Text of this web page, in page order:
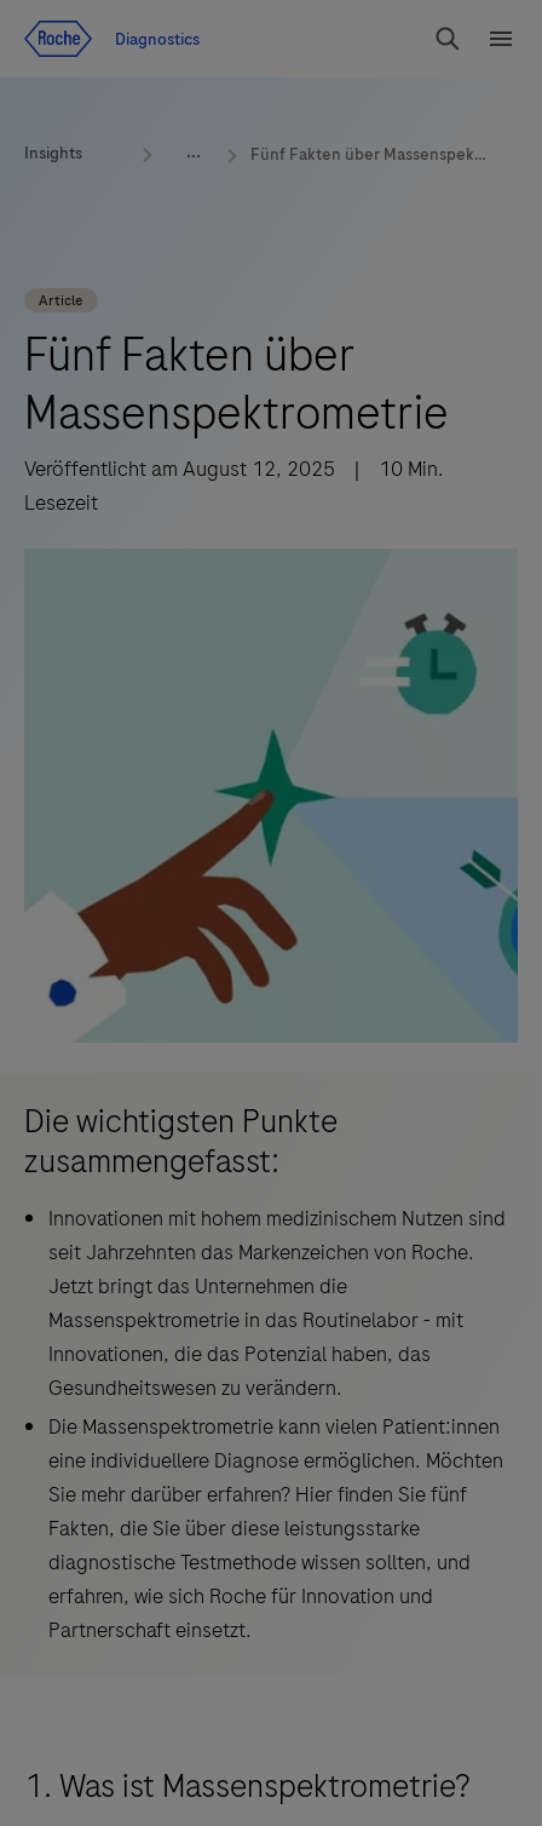
Diagnostics
Suchen
Insights Fünf Fakten über Massenspektrometrie
Article
Fünf Fakten über
Massenspektrometrie
Veröffentlicht am August 12, 2025 | 10 Min.
Lesezeit
Die wichtigsten Punkte
zusammengefasst:
Innovationen mit hohem medizinischem Nutzen sind
seit Jahrzehnten das Markenzeichen von Roche.
Jetzt bringt das Unternehmen die
Massenspektrometrie in das Routinelabor - mit
Innovationen, die das Potenzial haben, das
Gesundheitswesen zu verändern.
Die Massenspektrometrie kann vielen Patient:innen
eine individuellere Diagnose ermöglichen. Möchten
Sie mehr darüber erfahren? Hier finden Sie fünf
Fakten, die Sie über diese leistungsstarke
diagnostische Testmethode wissen sollten, und
erfahren, wie sich Roche für Innovation und
Partnerschaft einsetzt.
1. Was ist Massenspektrometrie?